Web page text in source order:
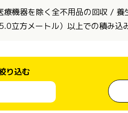
機器を除く全不用品の回収 /
立方メートル）以上での積み込
り込む